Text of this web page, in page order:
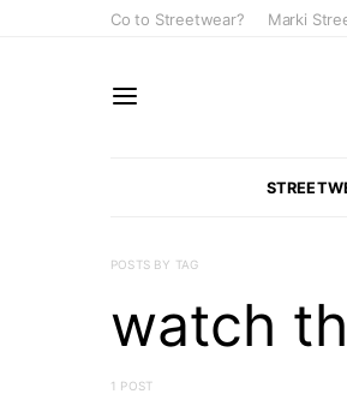
Co to Streetwear? Marki
POSTS BY TAG
watch
1 POST